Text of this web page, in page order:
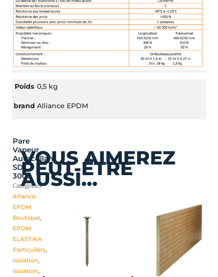
Poids 0,5 kg
brand Alliance EPDM
Pare
Vapeur
Autocollant
SD
3000
Catégories
Alliance
EPDM
Boutique,
EPDM
ELASTIKA
Particuliers,
Isolation,
Isolation,
VOUS AIMEREZ
PEUT-ÊTRE
AUSSI…